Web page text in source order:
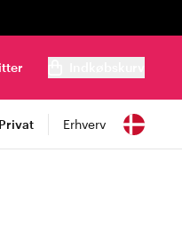
Privat Erhverv